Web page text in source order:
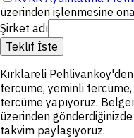
üzerinden işlenmesine
Şirket adı
Teklif İste
Kırklareli
tercüme, yeminli
tercüme yapıyoruz.
üzerinden
takvim paylaşıyoruz.